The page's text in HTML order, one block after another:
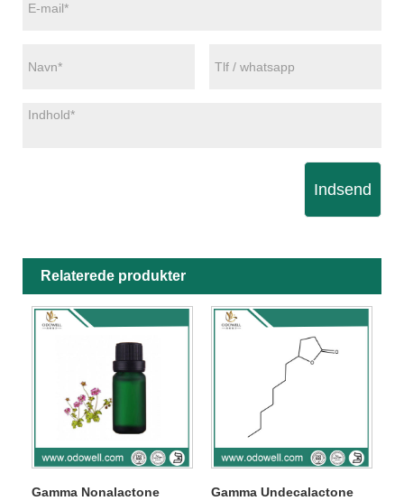
Indsend
Relaterede produkter
Gamma Nonalactone Gamma Undecalactone